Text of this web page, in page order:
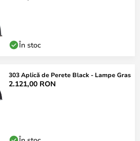
În stoc
303 Aplică de Perete Black - Lampe Gras
2.121,00 RON